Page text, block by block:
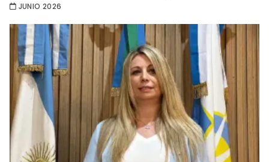
JUNIO 2026